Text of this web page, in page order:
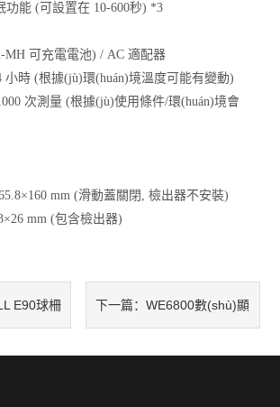
功能 (可設置在 10-600秒) *3
MH 可充電電池) / AC 適配器
小時 (根據(jù)環(huán)境溫度可能有變動)
次測量 (根據(jù)使用條件/環(huán)境會
mm (滑動蓋關閉, 檢出器不安裝)
mm (包含檢出器)
E90球柵 下一篇： WE6800數(shù)顯